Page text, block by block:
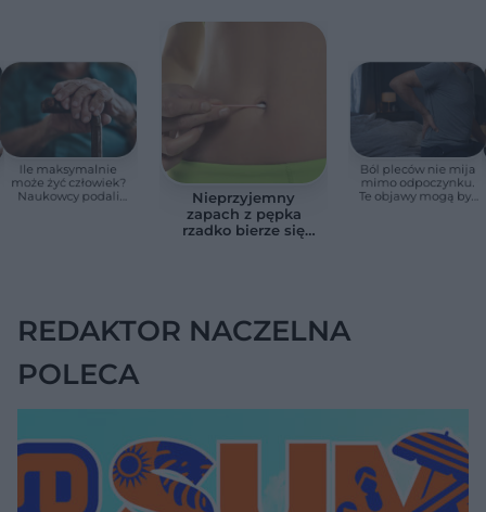
Ile maksymalnie
może żyć człowiek?
Naukowcy podali
Nieprzyjemny
zapach z pępka
rzadko bierze się
Ból pleców nie mija
mimo odpoczynku.
Te objawy mogą być
REDAKTOR NACZELNA
POLECA